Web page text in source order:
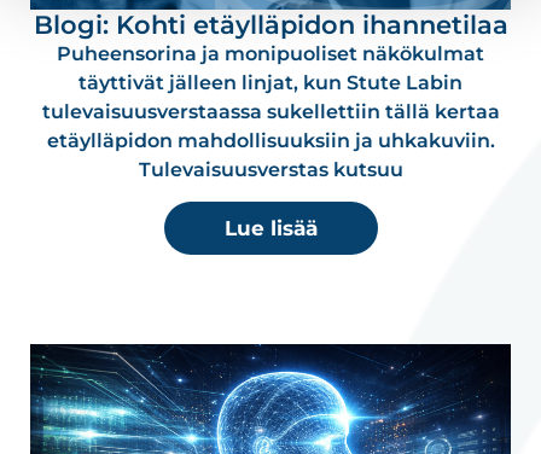
Blogi: Kohti etäylläpidon ihannetilaa
Puheensorina ja monipuoliset näkökulmat
täyttivät jälleen linjat, kun Stute Labin
tulevaisuusverstaassa sukellettiin tällä kertaa
etäylläpidon mahdollisuuksiin ja uhkakuviin.
Tulevaisuusverstas kutsuu
Lue lisää